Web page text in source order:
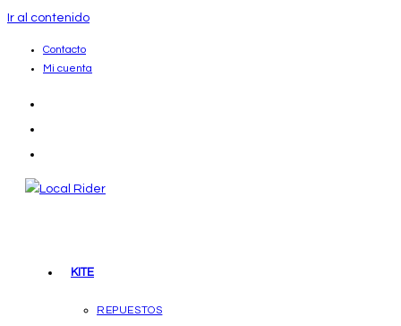
Ir al contenido
Contacto
Mi cuenta
KITE
REPUESTOS